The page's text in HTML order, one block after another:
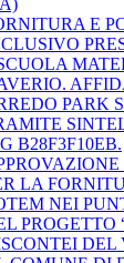
E
PARK
B28F3F10EB.
LA
NEI
PROGETTO
DEL